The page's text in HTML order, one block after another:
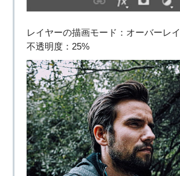
レイヤーの描画モード：オーバーレイ
不透明度：25%